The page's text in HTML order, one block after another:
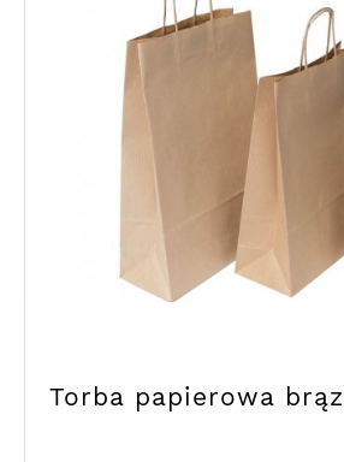
Torba papierowa